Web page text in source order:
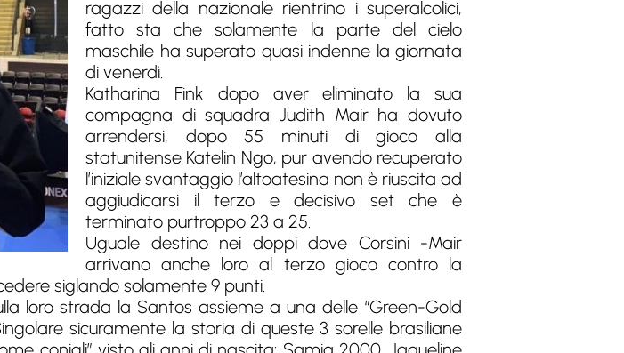
ragazzi della nazionale rientrino i superalcolici,
fatto sta che solamente la parte del cielo
maschile ha superato quasi indenne la giornata
di venerdì.
Katharina Fink dopo aver eliminato la sua
compagna di squadra Judith Mair ha dovuto
arrendersi, dopo 55 minuti di gioco alla
statunitense Katelin Ngo, pur avendo recuperato
l’iniziale svantaggio l’altoatesina non è riuscita ad
aggiudicarsi il terzo e decisivo set che è
terminato purtroppo 23 a 25.
Uguale destino nei doppi dove Corsini -Mair
arrivano anche loro al terzo gioco contro la
siglando solamente 9 punti.
loro strada la Santos assieme a una delle “Green-Gold
sicuramente la storia di queste 3 sorelle brasiliane